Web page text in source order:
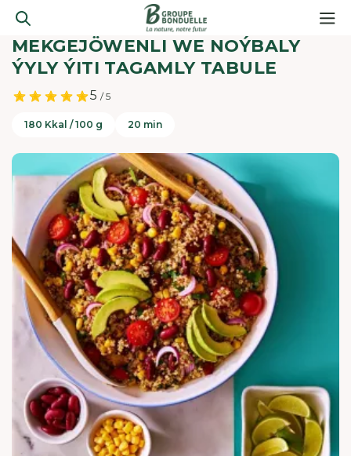
MEKGEJÖWENLI WE NOÝBALY
ÝYLY ÝITI TAGAMLY TABULE
5 / 5
180 Kkal / 100 g 20 min